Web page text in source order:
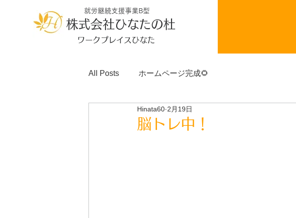
就労継続支援事業B型
株式会社ひなたの杜
ワークプレイスひなた
All Posts ホームページ完成🌻
脳トレ中！
Hinata60 2月19日